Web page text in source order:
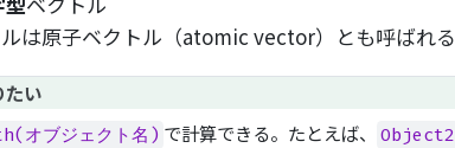
は原子ベクトル（atomic vector）とも呼ばれる
たい
オブジェクト名) で計算できる。たとえば、 Object2